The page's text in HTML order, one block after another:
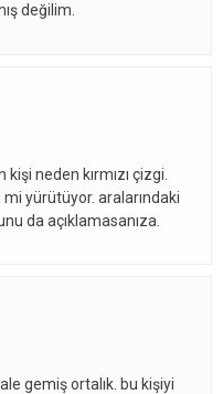
değilim.
kişi neden kırmızı çizgi.
yürütüyor. aralarındaki
da açıklamasanıza.
gemiş ortalık. bu kişiyi